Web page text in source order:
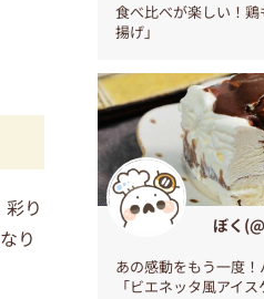
り
り
食べ比べが楽しい！
揚げ」
ぼく
あの感動をもう一度
「ビエネッタ風アイス